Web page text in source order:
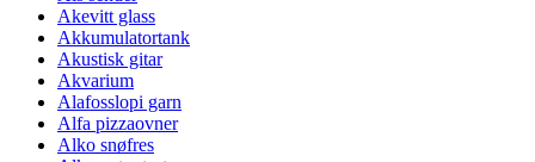
Akevitt glass
Akkumulatortank
Akustisk gitar
Akvarium
Alafosslopi garn
Alfa pizzaovner
Alko snøfres